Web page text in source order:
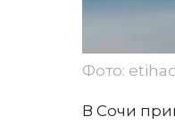
Фото:
В Сочи